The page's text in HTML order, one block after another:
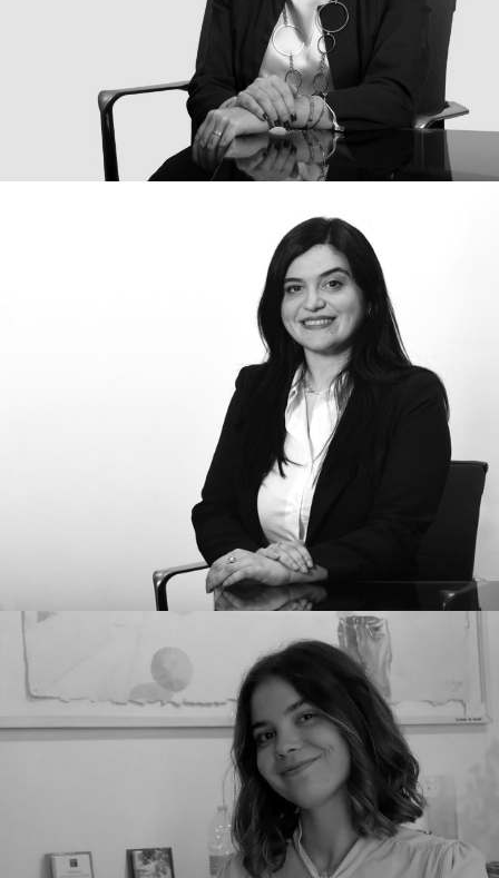
Annalisa Rosiello
Avvocata
Maria Elena Iafolla
Avvocata